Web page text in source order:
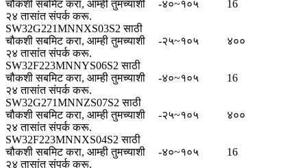
चौकशी सबमिट करा, आम्ही तुमच्याशी
२४ तासांत संपर्क करू.
-४०~१०५ 16
SW32G221MNNXS03S2 साठी
चौकशी सबमिट करा, आम्ही तुमच्याशी
२४ तासांत संपर्क करू.
-२५~१०५ ४००
SW32F223MNNYS06S2 साठी
चौकशी सबमिट करा, आम्ही तुमच्याशी
२४ तासांत संपर्क करू.
-४०~१०५ 16
SW32G271MNNZS07S2 साठी
चौकशी सबमिट करा, आम्ही तुमच्याशी
२४ तासांत संपर्क करू.
-२५~१०५ ४००
SW32F223MNNXS04S2 साठी
चौकशी सबमिट करा, आम्ही तुमच्याशी
२४ तासांत संपर्क करू.
-४०~१०५ 16